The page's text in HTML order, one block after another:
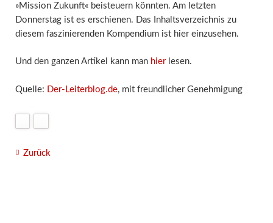
»Mission Zukunft« beisteuern könnten. Am letzten
Donnerstag ist es erschienen. Das Inhaltsverzeichnis zu
diesem faszinierenden Kompendium ist hier einzusehen.
Und den ganzen Artikel kann man hierlesen.
Quelle: Der-Leiterblog.de, mit freundlicher Genehmigung
Zurück